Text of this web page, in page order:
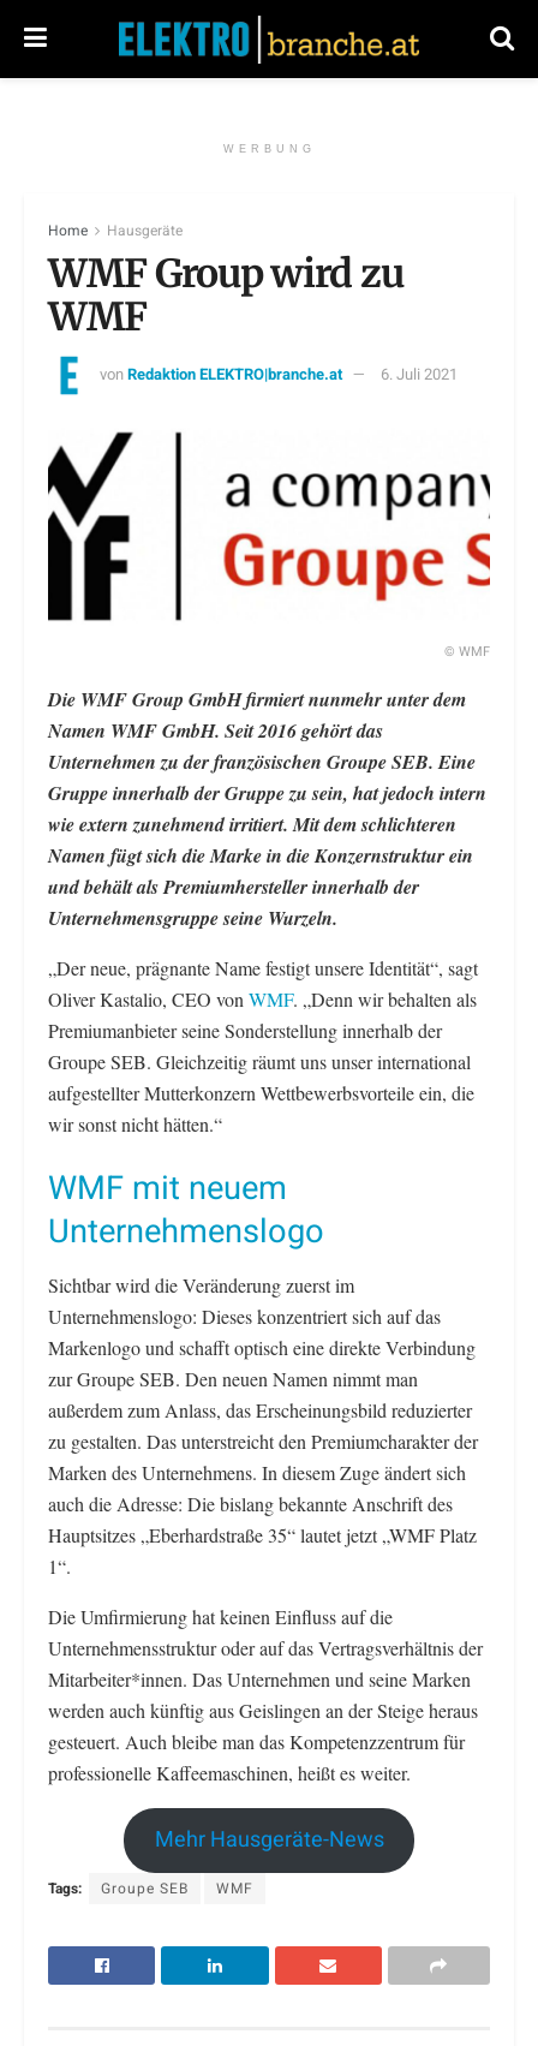
WERBUNG
Home Hausgeräte
WMF Group wird zu
WMF
vonRedaktion ELEKTRO|branche.at 6. Juli 2021
© WMF
Die WMF Group GmbH firmiert nunmehr unter dem
Namen WMF GmbH. Seit 2016 gehört das
Unternehmen zu der französischen Groupe SEB. Eine
Gruppe innerhalb der Gruppe zu sein, hat jedoch intern
wie extern zunehmend irritiert. Mit dem schlichteren
Namen fügt sich die Marke in die Konzernstruktur ein
und behält als Premiumhersteller innerhalb der
Unternehmensgruppe seine Wurzeln.
„Der neue, prägnante Name festigt unsere Identität“, sagt
Oliver Kastalio, CEO von WMF. „Denn wir behalten als
Premiumanbieter seine Sonderstellung innerhalb der
Groupe SEB. Gleichzeitig räumt uns unser international
aufgestellter Mutterkonzern Wettbewerbsvorteile ein, die
wir sonst nicht hätten.“
WMF mit neuem
Unternehmenslogo
Sichtbar wird die Veränderung zuerst im
Unternehmenslogo: Dieses konzentriert sich auf das
Markenlogo und schafft optisch eine direkte Verbindung
zur Groupe SEB. Den neuen Namen nimmt man
außerdem zum Anlass, das Erscheinungsbild reduzierter
zu gestalten. Das unterstreicht den Premiumcharakter der
Marken des Unternehmens. In diesem Zuge ändert sich
auch die Adresse: Die bislang bekannte Anschrift des
Hauptsitzes „Eberhardstraße 35“ lautet jetzt „WMF Platz
1“.
Die Umfirmierung hat keinen Einfluss auf die
Unternehmensstruktur oder auf das Vertragsverhältnis der
Mitarbeiter*innen. Das Unternehmen und seine Marken
werden auch künftig aus Geislingen an der Steige heraus
gesteuert. Auch bleibe man das Kompetenzzentrum für
professionelle Kaffeemaschinen, heißt es weiter.
Mehr Hausgeräte-News
Tags: Groupe SEB WMF